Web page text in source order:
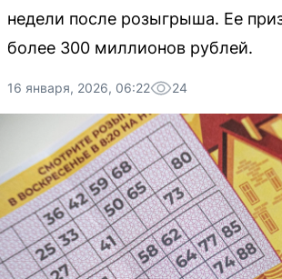
недели после розыгрыша. Ее
более 300 миллионов рублей.
16 января, 2026, 06:22 24